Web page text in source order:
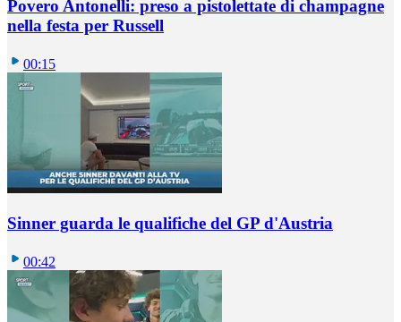
Povero Antonelli: preso a pistolettate di champagne
nella festa per Russell
00:15
Sinner guarda le qualifiche del GP d'Austria
00:42